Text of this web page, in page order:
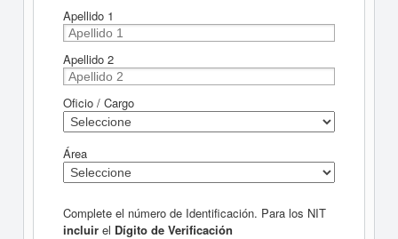
Apellido 1
Apellido 2
Oficio / Cargo
Área
Complete el número de Identificación. Para los NIT
incluirel Dígito de Verificación